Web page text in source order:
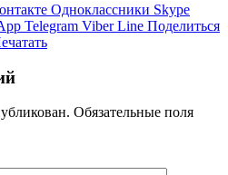
Одноклассники Skype
Telegram Viber Line Поделиться
Обязательные поля